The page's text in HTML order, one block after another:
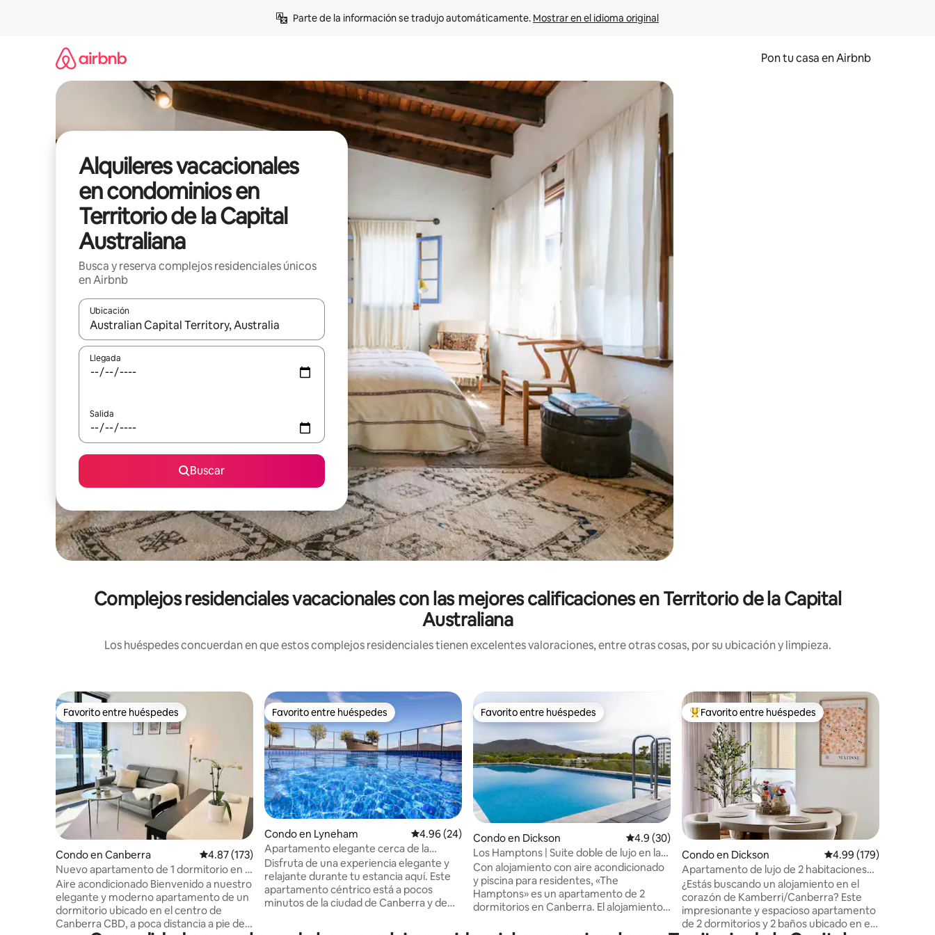
Parte de la información se tradujo automáticamente. Mostrar en el idioma original
Pon tu casa en Airbnb
Alquileres vacacionales
en condominios en
Territorio de la Capital
Australiana
Busca y reserva complejos residenciales únicos
en Airbnb
Ubicación
Cuando los resultados estén disponibles, navega con las teclas de flecha hacia arriba y hacia abajo o explora con el tacto o desliza el dedo.
Llegada
Salida
Buscar
Complejos residenciales vacacionales con las mejores calificaciones en Territorio de la Capital
Australiana
Los huéspedes concuerdan en que estos complejos residenciales tienen excelentes valoraciones, entre otras cosas, por su ubicación y limpieza.
Favorito entre huéspedes
Favorito entre huéspedes
Condo en Canberra Calificación promedio: 4.87 de 5, 173 reseñas
4.87 (173)
Nuevo apartamento de 1 dormitorio en el
CBD con aparcamiento gratuito #Lujoso
y acogedor
Aire acondicionado Bienvenido a nuestro
elegante y moderno apartamento de un
dormitorio ubicado en el centro de
Canberra CBD, a poca distancia a pie de
Favorito entre huéspedes
Favorito entre huéspedes
Condo en Lyneham Calificación promedio: 4.96 de 5, 24 reseñas
4.96 (24)
Apartamento elegante cerca de la
ciudad + ANU con piscina
Disfruta de una experiencia elegante y
relajante durante tu estancia aquí. Este
apartamento céntrico está a pocos
minutos de la ciudad de Canberra y de
gastronómicas y de entretenimiento, así
Favorito entre huéspedes
Favorito entre huéspedes
Condo en Dickson Calificación promedio: 4.9 de 5, 30 reseñas
4.9 (30)
Los Hamptons | Suite doble de lujo en la
costa + piscina
Con alojamiento con aire acondicionado
y piscina para residentes, «The
Hamptons» es un apartamento de 2
dormitorios en Canberra. El alojamiento
Favorito entre huéspedes preferido
Favorito entre huéspedes
Condo en Dickson Calificación promedio:
4.99 (179)
Apartamento de lujo de 2 habitaciones
en Northbourne Avenue
¿Estás buscando un alojamiento en el
corazón de Kamberri/Canberra? Este
impresionante y espacioso apartamento
de 2 dormitorios y 2 baños ubicado en el